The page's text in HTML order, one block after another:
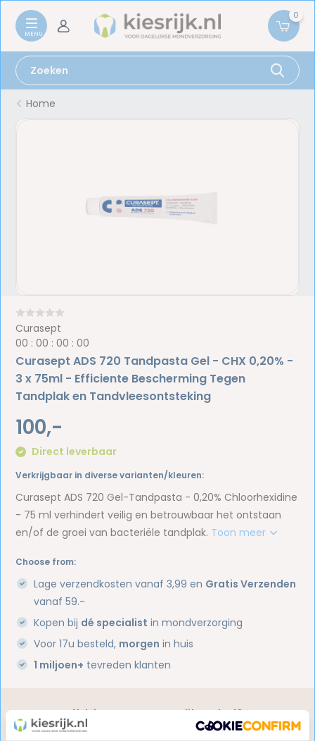
0
Home
Curasept
00 :00 :00 :00
Curasept ADS 720 Tandpasta Gel - CHX 0,20% -
3 x 75ml - Efficiente Bescherming Tegen
Tandplak en Tandvleesontsteking
100,-
Direct leverbaar
Verkrijgbaar in diverse varianten/kleuren:
Curasept ADS 720 Gel-Tandpasta - 0,20% Chloorhexidine
- 75 ml verhindert veilig en betrouwbaar het ontstaan
en/of de groei van bacteriële tandplak. Toon meer
Choose from:
Lage verzendkosten vanaf 3,99 en Gratis Verzenden
vanaf 59.-
Kopen bij dé specialist in mondverzorging
Voor 17u besteld, morgen in huis
1 miljoen+ tevreden klanten
Heb je een vraag over dit product?
Onze specialisten helpen je graag! Spreek ons aan